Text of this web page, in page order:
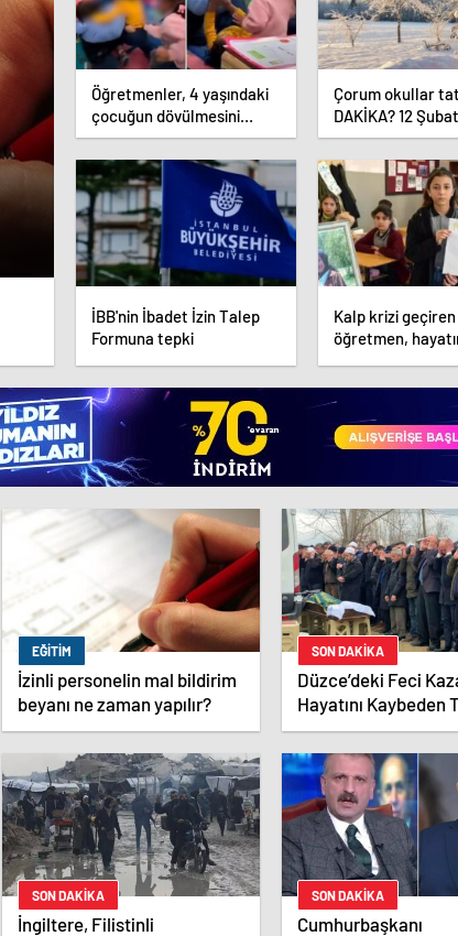
Öğretmenler, 4 yaşındaki
çocuğun dövülmesini
gülerek izledi
Çorum okullar
DAKİKA? 12 Şubat
Çarşamba
yok mu (Çorum
Açıklaması –
İBB'nin İbadet İzin Talep
Formuna tepki
Kalp krizi
öğretmen,
EĞITIM
İzinli personelin mal bildirim
beyanı ne zaman yapılır?
SON DAKİKA
Düzce’deki Feci
Hayatını Kaybeden
Sürücüsü
Uğurlandı
SON DAKİKA
İngiltere, Filistinli
SON DAKİKA
Cumhurbaşkanı